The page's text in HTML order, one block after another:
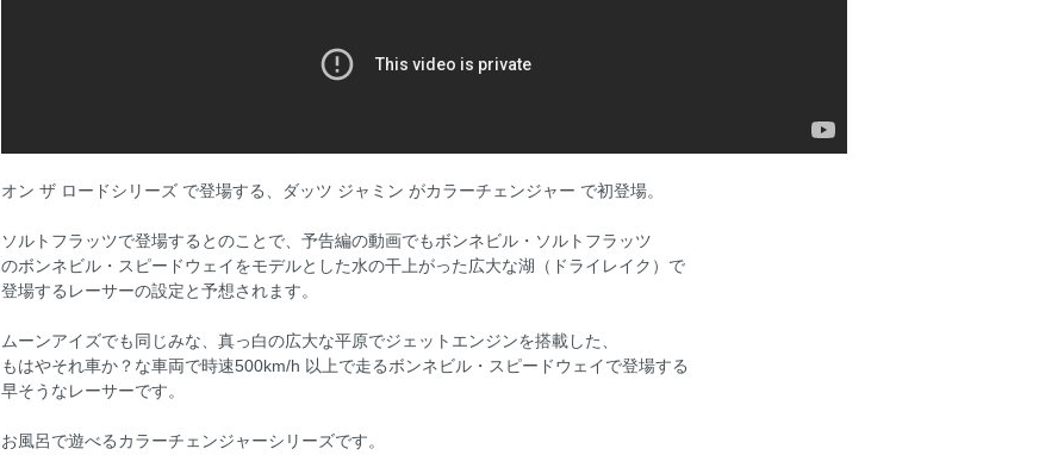
オン ザ ロードシリーズ で登場する、ダッツ ジャミン がカラーチェンジャー で初登場。
ソルトフラッツで登場するとのことで、予告編の動画でもボンネビル・ソルトフラッツ
のボンネビル・スピードウェイをモデルとした水の干上がった広大な湖（ドライレイク）で
登場するレーサーの設定と予想されます。
ムーンアイズでも同じみな、真っ白の広大な平原でジェットエンジンを搭載した、
もはやそれ車か？な車両で時速500km/h 以上で走るボンネビル・スピードウェイで登場する
早そうなレーサーです。
お風呂で遊べるカラーチェンジャーシリーズです。